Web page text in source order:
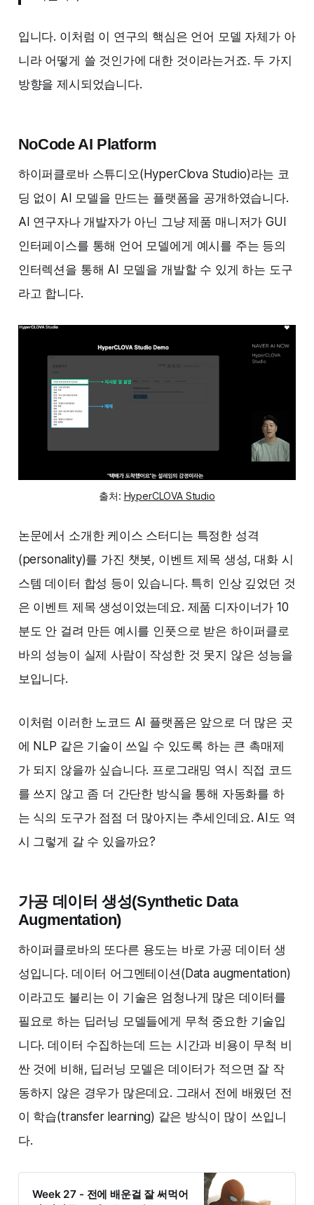
입니다. 이처럼 이 연구의 핵심은 언어 모델 자체가 아
니라 어떻게 쓸 것인가에 대한 것이라는거죠. 두 가지
방향을 제시되었습니다.
NoCode AI Platform
하이퍼클로바 스튜디오(HyperClova Studio)라는 코
딩 없이 AI 모델을 만드는 플랫폼을 공개하였습니다.
AI 연구자나 개발자가 아닌 그냥 제품 매니저가 GUI
인터페이스를 통해 언어 모델에게 예시를 주는 등의
인터렉션을 통해 AI 모델을 개발할 수 있게 하는 도구
라고 합니다.
출처: HyperCLOVA Studio
논문에서 소개한 케이스 스터디는 특정한 성격
(personality)를 가진 챗봇, 이벤트 제목 생성, 대화 시
스템 데이터 합성 등이 있습니다. 특히 인상 깊었던 것
은 이벤트 제목 생성이었는데요. 제품 디자이너가 10
분도 안 걸려 만든 예시를 인풋으로 받은 하이퍼클로
바의 성능이 실제 사람이 작성한 것 못지 않은 성능을
보입니다.
이처럼 이러한 노코드 AI 플랫폼은 앞으로 더 많은 곳
에 NLP 같은 기술이 쓰일 수 있도록 하는 큰 촉매제
가 되지 않을까 싶습니다. 프로그래밍 역시 직접 코드
를 쓰지 않고 좀 더 간단한 방식을 통해 자동화를 하
는 식의 도구가 점점 더 많아지는 추세인데요. AI도 역
시 그렇게 갈 수 있을까요?
가공 데이터 생성(Synthetic Data
Augmentation)
하이퍼클로바의 또다른 용도는 바로 가공 데이터 생
성입니다. 데이터 어그멘테이션(Data augmentation)
이라고도 불리는 이 기술은 엄청나게 많은 데이터를
필요로 하는 딥러닝 모델들에게 무척 중요한 기술입
니다. 데이터 수집하는데 드는 시간과 비용이 무척 비
싼 것에 비해, 딥러닝 모델은 데이터가 적으면 잘 작
동하지 않은 경우가 많은데요. 그래서 전에 배웠던 전
이 학습(transfer learning) 같은 방식이 많이 쓰입니
다.
Week 27 - 전에 배운걸 잘 써먹어